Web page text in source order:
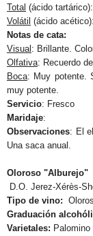
Total (ácido tartárico):
Volátil (ácido acético):
Notas de cata:
Visual : Brillante.
Olfativa: Recuerdo
Boca: Muy potente.
muy potente.
Servicio: Fresco
Maridaje:
Observaciones: El
Una saca anual.
Oloroso "Alburejo"
D.O. Jerez-Xérès-
Tipo de vino:
Graduación
Varietales: Palomino